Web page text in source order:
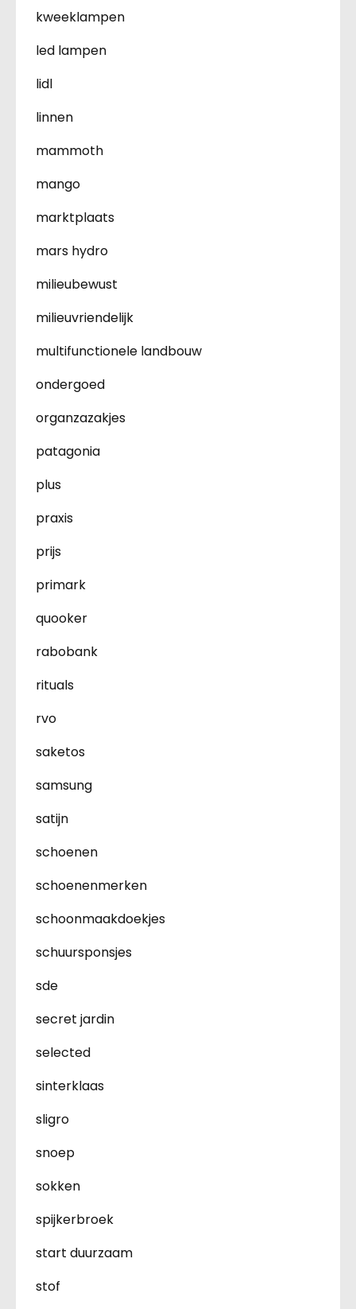
kweeklampen
led lampen
lidl
linnen
mammoth
mango
marktplaats
mars hydro
milieubewust
milieuvriendelijk
multifunctionele landbouw
ondergoed
organzazakjes
patagonia
plus
praxis
prijs
primark
quooker
rabobank
rituals
rvo
saketos
samsung
satijn
schoenen
schoenenmerken
schoonmaakdoekjes
schuursponsjes
sde
secret jardin
selected
sinterklaas
sligro
snoep
sokken
spijkerbroek
start duurzaam
stof